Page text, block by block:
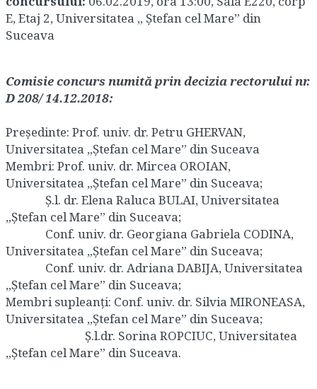
E, Etaj 2, Universitatea „ Ștefan cel Mare” din
Suceava
Comisie concurs numită prin decizia rectorului nr.
D 208/ 14.12.2018:
Preşedinte: Prof. univ. dr. Petru GHERVAN,
Universitatea „Ștefan cel Mare” din Suceava
Membri: Prof. univ. dr. Mircea OROIAN,
Universitatea „Ștefan cel Mare” din Suceava;
Ș.l. dr. Elena Raluca BULAI, Universitatea
„Ștefan cel Mare” din Suceava;
Conf. univ. dr. Georgiana Gabriela CODINA,
Universitatea „Ștefan cel Mare” din Suceava;
Conf. univ. dr. Adriana DABIJA, Universitatea
„Ștefan cel Mare” din Suceava;
Membri supleanţi: Conf. univ. dr. Silvia MIRONEASA,
Universitatea „Ștefan cel Mare” din Suceava;
Ș.l.dr. Sorina ROPCIUC, Universitatea
„Ștefan cel Mare” din Suceava.